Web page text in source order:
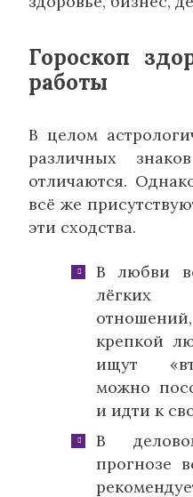
Гороскоп
работы
В целом
различных
отличаются.
всё же
эти сходства.
В любви
лёгких
крепкой
ищут
можно
и идти к
В
прогнозе